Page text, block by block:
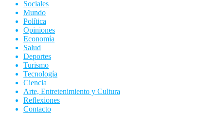
Sociales
Mundo
Política
Opiniones
Economía
Salud
Deportes
Turismo
Tecnología
Ciencia
Arte, Entretenimiento y Cultura
Reflexiones
Contacto